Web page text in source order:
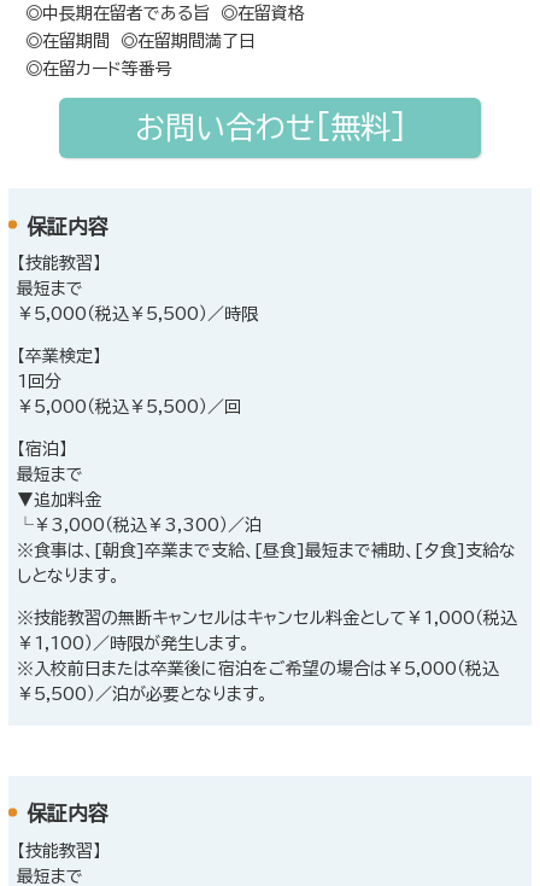
◎中長期在留者である旨 ◎在留資格
◎在留期間 ◎在留期間満了日
◎在留カード等番号
お問い合わせ[無料]
保証内容
【技能教習】
最短まで
￥5,000（税込￥5,500）／時限
【卒業検定】
1回分
￥5,000（税込￥5,500）／回
【宿泊】
最短まで
▼追加料金
└￥3,000（税込￥3,300）／泊
※食事は、[朝食]卒業まで支給、[昼食]最短まで補助、[夕食]支給な
しとなります。
※技能教習の無断キャンセルはキャンセル料金として￥1,000（税込
￥1,100）／時限が発生します。
※入校前日または卒業後に宿泊をご希望の場合は￥5,000（税込
￥5,500）／泊が必要となります。
保証内容
【技能教習】
最短まで